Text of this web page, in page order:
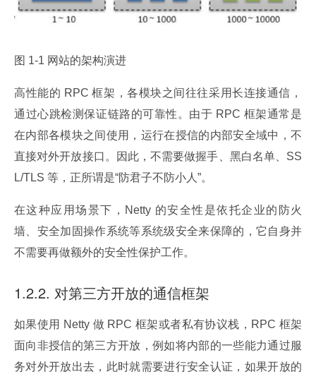
图 1-1 网站的架构演进
高性能的 RPC 框架，各模块之间往往采用长连接通信，
通过心跳检测保证链路的可靠性。由于 RPC 框架通常是
在内部各模块之间使用，运行在授信的内部安全域中，不
直接对外开放接口。因此，不需要做握手、黑白名单、SS
L/TLS 等，正所谓是“防君子不防小人”。
在这种应用场景下，Netty 的安全性是依托企业的防火
墙、安全加固操作系统等系统级安全来保障的，它自身并
不需要再做额外的安全性保护工作。
1.2.2. 对第三方开放的通信框架
如果使用 Netty 做 RPC 框架或者私有协议栈，RPC 框架
面向非授信的第三方开放，例如将内部的一些能力通过服
务对外开放出去，此时就需要进行安全认证，如果开放的